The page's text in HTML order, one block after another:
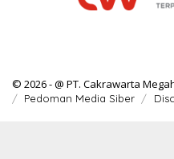
© 2026 - @ PT. Cakrawarta
Pedoman Media Siber